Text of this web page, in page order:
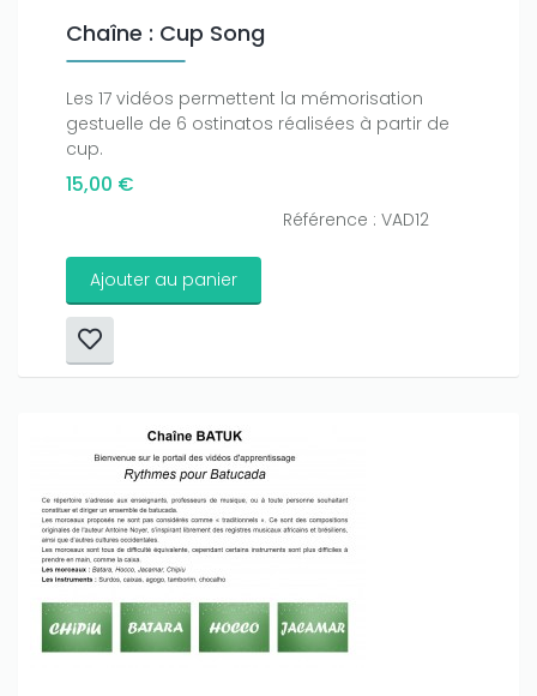
Chaîne : Cup Song
Les 17 vidéos permettent la mémorisation
gestuelle de 6 ostinatos réalisées à partir de
cup.
15,00 €
Référence : VAD12
Ajouter au panier